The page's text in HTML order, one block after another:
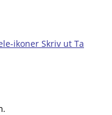
ikoner Skriv ut Ta